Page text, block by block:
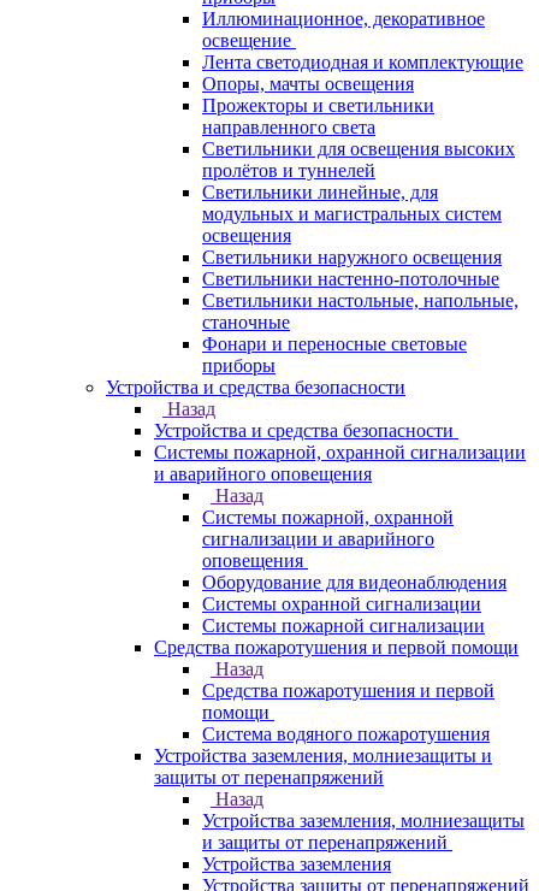
Иллюминационное, декоративное
освещение
Лента светодиодная и комплектующие
Опоры, мачты освещения
Прожекторы и светильники
направленного света
Светильники для освещения высоких
пролётов и туннелей
Светильники линейные, для
модульных и магистральных систем
освещения
Светильники наружного освещения
Светильники настенно-потолочные
Светильники настольные, напольные,
станочные
Фонари и переносные световые
приборы
Устройства и средства безопасности
Назад
Устройства и средства безопасности
Системы пожарной, охранной сигнализации
и аварийного оповещения
Назад
Системы пожарной, охранной
сигнализации и аварийного
оповещения
Оборудование для видеонаблюдения
Системы охранной сигнализации
Системы пожарной сигнализации
Средства пожаротушения и первой помощи
Назад
Средства пожаротушения и первой
помощи
Система водяного пожаротушения
Устройства заземления, молниезащиты и
защиты от перенапряжений
Назад
Устройства заземления, молниезащиты
и защиты от перенапряжений
Устройства заземления
Устройства защиты от перенапряжений